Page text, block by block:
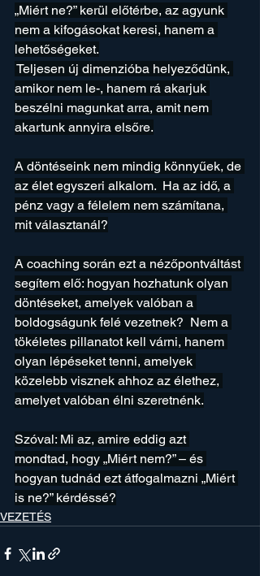
„Miért ne?” kerül előtérbe, az agyunk
nem a kifogásokat keresi, hanem a
lehetőségeket.
Teljesen új dimenzióba helyeződünk,
amikor nem le-, hanem rá akarjuk
beszélni magunkat arra, amit nem
akartunk annyira elsőre.
A döntéseink nem mindig könnyűek, de
az élet egyszeri alkalom.  Ha az idő, a
pénz vagy a félelem nem számítana,
mit választanál?
A coaching során ezt a nézőpontváltást
segítem elő: hogyan hozhatunk olyan
döntéseket, amelyek valóban a
boldogságunk felé vezetnek?  Nem a
tökéletes pillanatot kell várni, hanem
olyan lépéseket tenni, amelyek
közelebb visznek ahhoz az élethez,
amelyet valóban élni szeretnénk.
Szóval: Mi az, amire eddig azt
mondtad, hogy „Miért nem?” – és
hogyan tudnád ezt átfogalmazni „Miért
is ne?” kérdéssé?
VEZETÉS